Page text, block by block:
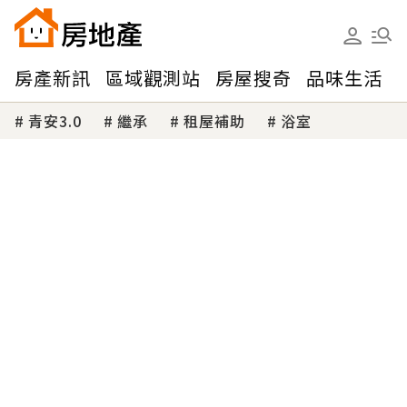
房產新訊 區域觀測站 房屋搜奇 品味生活
青安3.0 繼承 租屋補助 浴室